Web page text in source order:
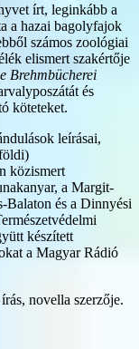
írt, leginkább a
a hazai bagolyfajok
számos zoológiai
elismert szakértője
Brehmbücherei
és
köteteket.
leírásai,
közismert
a Margit-
Balaton és a Dinnyési
készített
a Magyar Rádió
novella szerzője.